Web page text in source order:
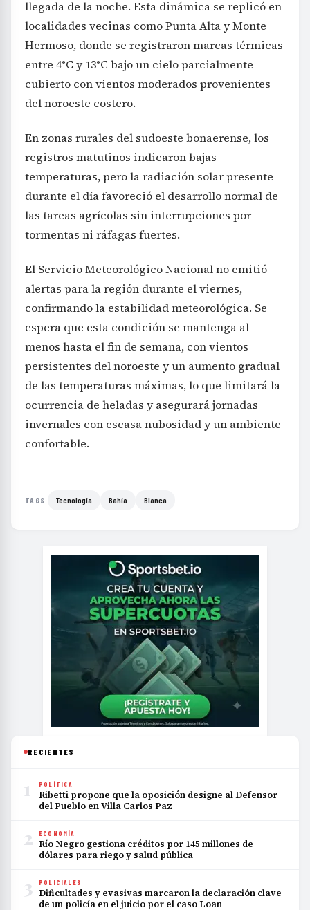
Hermoso, donde se registraron marcas térmicas
entre 4°C y 13°C bajo un cielo parcialmente
cubierto con vientos moderados provenientes
del noroeste costero.
En zonas rurales del sudoeste bonaerense, los
temperaturas, pero la radiación solar presente
durante el día favoreció el desarrollo normal de
las tareas agrícolas sin interrupciones por
tormentas ni ráfagas fuertes.
El Servicio Meteorológico Nacional no emitió
confirmando la estabilidad meteorológica. Se
espera que esta condición se mantenga al
menos hasta el fin de semana, con vientos
persistentes del noroeste y un aumento gradual
de las temperaturas máximas, lo que limitará la
ocurrencia de heladas y asegurará jornadas
invernales con escasa nubosidad y un ambiente
confortable.
1 POLÍTICA
Ribetti propone que la oposición designe al Defensor
2 ECONOMÍA
Río Negro gestiona créditos por 145 millones de
3 POLICIALES
Dificultades y evasivas marcaron la declaración clave
4 TOP STORIES
Experta sanrafaelina capacita a educadores